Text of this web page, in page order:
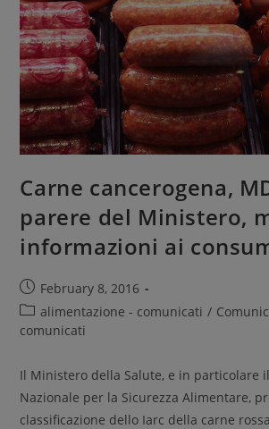
Carne cancerogena,
parere del Ministero,
informazioni ai
February 8, 2016
alimentazione - comunicati /
comunicati
Il Ministero della Salute, e in particolare
Nazionale per la Sicurezza Alimentare,
classificazione dello Iarc della carne